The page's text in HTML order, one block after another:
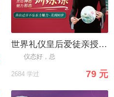
世界礼仪皇后爱徒亲授：东方美态训练课，让你养出过目不忘魅力，美到80岁
仪态好，总
2684 学过 79 元